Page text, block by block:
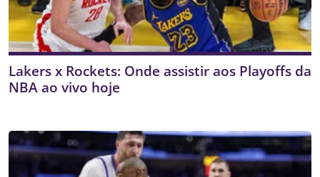
Lakers x Rockets: Onde assistir aos Playoffs da
NBA ao vivo hoje